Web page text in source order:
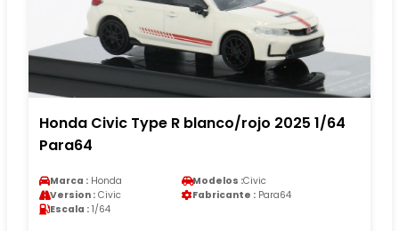
Honda Civic Type R blanco/rojo 2025 1/64
Para64
Marca : Honda Modelos :Civic
Version : Civic Fabricante : Para64
Escala : 1/64